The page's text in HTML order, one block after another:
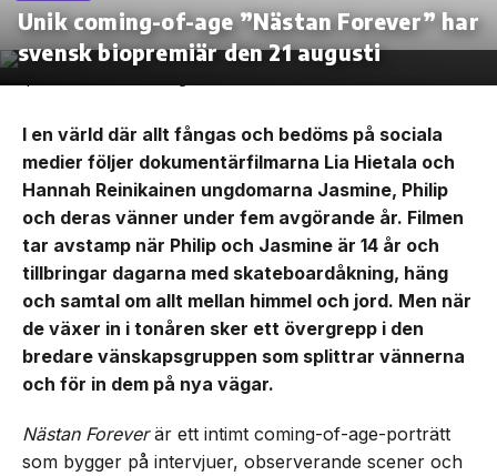
Unik coming-of-age ”Nästan Forever” har
svensk biopremiär den 21 augusti
I en värld där allt fångas och bedöms på sociala
medier följer dokumentärfilmarna Lia Hietala och
Hannah Reinikainen ungdomarna Jasmine, Philip
och deras vänner under fem avgörande år. Filmen
tar avstamp när Philip och Jasmine är 14 år och
tillbringar dagarna med skateboardåkning, häng
och samtal om allt mellan himmel och jord. Men när
de växer in i tonåren sker ett övergrepp i den
bredare vänskapsgruppen som splittrar vännerna
och för in dem på nya vägar.
Nästan Foreverär ett intimt coming-of-age-porträtt
som bygger på intervjuer, observerande scener och